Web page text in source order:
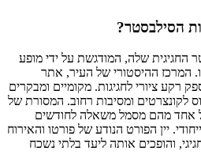
הסילבסטר?
החגיגית שלה, המודגשת על ידי מופע
המרכז ההיסטורי של העיר, אתר
רקע ציורי לחגיגות. מקומיים ומבקרים
לקונצרטים ומסיבות רחוב. המסורת של
שכל אחד מהם מסמל משאלה לחודשים
יין הפורט הנודע של פורטו והאירוח
והופכים אותה ליעד בלתי נשכח